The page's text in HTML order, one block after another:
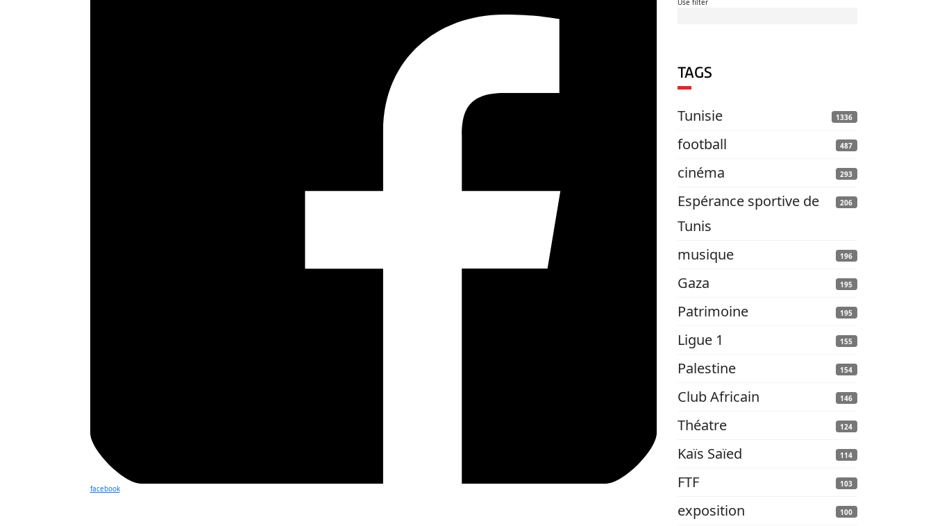
facebook
Use filter
TAGS
Tunisie 1336
football 487
cinéma 293
Espérance sportive de
Tunis
206
musique 196
Gaza 195
Patrimoine 195
Ligue 1 155
Palestine 154
Club Africain 146
Théatre 124
Kaïs Saïed 114
FTF 103
exposition 100